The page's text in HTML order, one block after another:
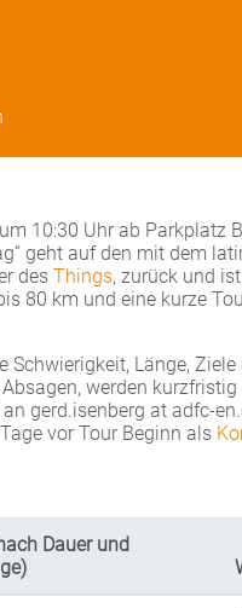
10:30 Uhr ab Parkplatz
geht auf den mit dem
des Things, zurück und
80 km und eine kurze
Schwierigkeit, Länge,
werden kurzfristig
gerd.isenberg at adfc-
vor Tour Beginn als
Dauer und